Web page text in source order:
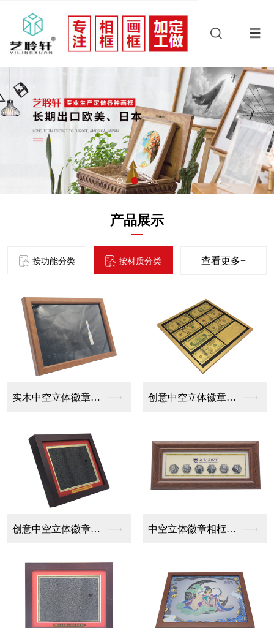
产品展示
按功能分类 按材质分类 查看更多+
简约中空立体徽章相框... 实木中空立体徽章相框...
创意中空立体徽章相框... 中空立体徽章相框设计